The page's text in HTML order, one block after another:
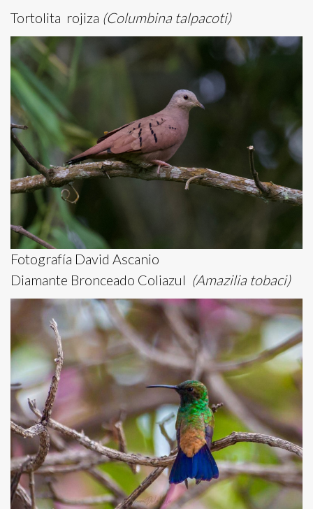
Tortolita rojiza (Columbina talpacoti)
Fotografía David Ascanio
Diamante Bronceado Coliazul (Amazilia tobaci)